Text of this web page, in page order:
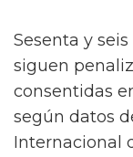
Sesenta y
siguen
consentidas
según datos
Internacional